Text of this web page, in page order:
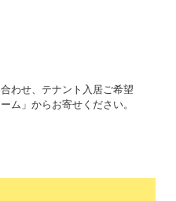
わせ、テナント入居ご希望
ム」からお寄せください。